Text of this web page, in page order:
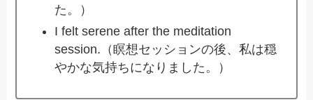
た。）
I felt serene after the meditation
session.（瞑想セッションの後、私は穏
やかな気持ちになりました。）